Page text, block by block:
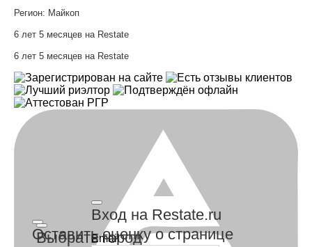
Выбрать город
Вход на Restate.ru
Email
Регион: Майкоп
6 лет 5 месяцев на Restate
6 лет 5 месяцев на Restate
Оставить оценку о странице